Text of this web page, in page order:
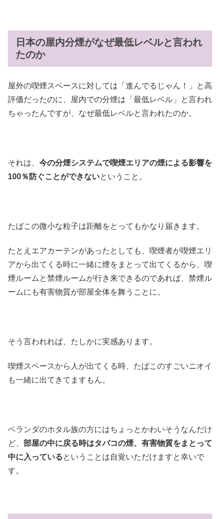
日本の屋内分煙がなぜ最低レベルと言われ
たのか
屋外の喫煙スペースに対しては「進んでるじゃん！」と高
評価だったのに、屋内での分煙は「最低レベル」と言われ
ちゃったんですが、なぜ最低レベルと言われたのか。
それは、 今の分煙システムで喫煙エリアの煙による影響を
100％防ぐことができないということ。
たばこの微小な粒子は距離をとってもかなり届きます。
たとえエアカーテンがあったとしても、喫煙者が喫煙エリ
アから出てくる時に一緒に煙をまとって出てくるから、喫
煙ルームと禁煙ルームが行き来できるのであれば、禁煙ル
ームにも有害物質が部屋全体を舞うことに。
そう言われれば、たしかに実感あります。
喫煙スペースから人が出てくる時、たばこのすごいニオイ
も一緒に出てきてますもん。
ベランダのホタル族の方にはちょっとかわいそうなんだけ
ど、 部屋の中に戻る時はタバコの煙、有害物質をまとって
中に入っているということは自覚いただけますと幸いで
す。